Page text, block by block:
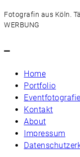
Fotografin aus Köln.
WERBUNG
–
Home
Portfolio
Eventfotografie
Kontakt
About
Impressum